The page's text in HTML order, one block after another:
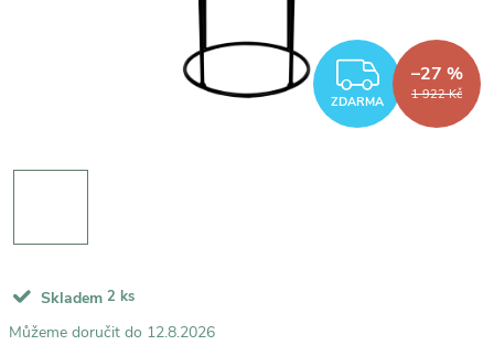
ZDARMA 1 922 Kč
–27 %
Skladem 2 ks
12.8.2026